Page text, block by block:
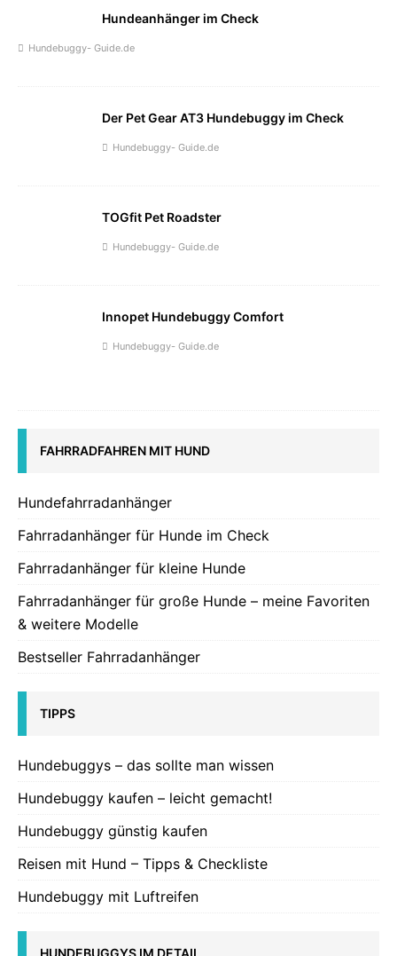
Hundeanhänger im Check
Hundebuggy- Guide.de
Der Pet Gear AT3 Hundebuggy im Check
Hundebuggy- Guide.de
TOGfit Pet Roadster
Hundebuggy- Guide.de
Innopet Hundebuggy Comfort
Hundebuggy- Guide.de
FAHRRADFAHREN MIT HUND
Hundefahrradanhänger
Fahrradanhänger für Hunde im Check
Fahrradanhänger für kleine Hunde
Fahrradanhänger für große Hunde – meine Favoriten
& weitere Modelle
Bestseller Fahrradanhänger
TIPPS
Hundebuggys – das sollte man wissen
Hundebuggy kaufen – leicht gemacht!
Hundebuggy günstig kaufen
Reisen mit Hund – Tipps & Checkliste
Hundebuggy mit Luftreifen
HUNDEBUGGYS IM DETAIL